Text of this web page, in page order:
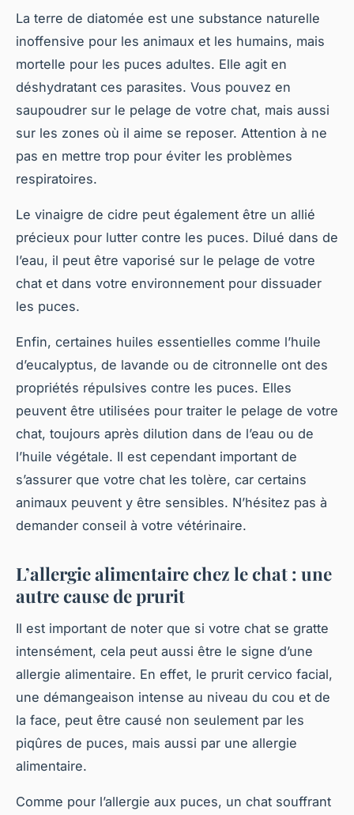
La terre de diatomée est une substance naturelle
inoffensive pour les animaux et les humains, mais
mortelle pour les puces adultes. Elle agit en
déshydratant ces parasites. Vous pouvez en
saupoudrer sur le pelage de votre chat, mais aussi
sur les zones où il aime se reposer. Attention à ne
pas en mettre trop pour éviter les problèmes
respiratoires.
Le vinaigre de cidre peut également être un allié
précieux pour lutter contre les puces. Dilué dans de
l’eau, il peut être vaporisé sur le pelage de votre
chat et dans votre environnement pour dissuader
les puces.
Enfin, certaines huiles essentielles comme l’huile
d’eucalyptus, de lavande ou de citronnelle ont des
propriétés répulsives contre les puces. Elles
peuvent être utilisées pour traiter le pelage de votre
chat, toujours après dilution dans de l’eau ou de
l’huile végétale. Il est cependant important de
s’assurer que votre chat les tolère, car certains
animaux peuvent y être sensibles. N’hésitez pas à
demander conseil à votre vétérinaire.
L’allergie alimentaire chez le chat : une
autre cause de prurit
Il est important de noter que si votre chat se gratte
intensément, cela peut aussi être le signe d’une
allergie alimentaire. En effet, le prurit cervico facial,
une démangeaison intense au niveau du cou et de
la face, peut être causé non seulement par les
piqûres de puces, mais aussi par une allergie
alimentaire.
Comme pour l’allergie aux puces, un chat souffrant